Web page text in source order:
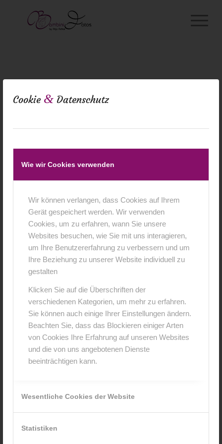
Cookie & Datenschutz
Wie wir Cookies verwenden
Wir können verlangen, dass Cookies auf Ihrem
Gerät gespeichert werden. Wir verwenden
Cookies, um zu erfahren, wann Sie unsere
Websites besuchen, wie Sie mit uns interagieren,
um Ihre Benutzererfahrung zu verbessern und um
Ihre Beziehung zu unserer Website individuell zu
gestalten
Klicken Sie auf die Überschriften der
verschiedenen Kategorien, um mehr zu erfahren.
Sie können auch einige Ihrer Einstellungen ändern.
Beachten Sie, dass das Blockieren einiger Arten
von Cookies Ihre Erfahrung auf unseren Websites
und die von uns angebotenen Dienste
beeinträchtigen kann.
Wesentliche Cookies der Website
Statistiken
0
KOMMENTARE
Hinterlasse einen Kommentar
An der Diskussion beteiligen?
Hinterlasse uns deinen Kommentar!
*